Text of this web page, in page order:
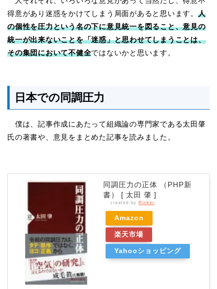
得意があり迷惑をかけてしまう局面があると思います。人
の個性を圧力という名の下に意見統一を図ること、意見の
統一が出来ないことを「迷惑」と思わせてしまうことは、
その集団において不健全ではないかと思います。
日本での同調圧力
僕は、記事作成にあたって組織論の専門家である太田肇
氏の著書や、意見をまとめた記事を読みました。
同調圧力の正体 （PHP新
書） [ 太田 肇 ]
created by Rinker
Amazon
楽天市場
Yahooショッピング